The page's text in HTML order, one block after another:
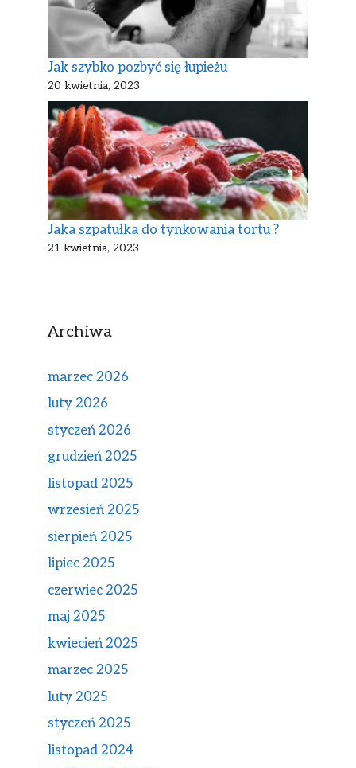
Jak szybko pozbyć się łupieżu
20 kwietnia, 2023
Jaka szpatułka do tynkowania tortu ?
21 kwietnia, 2023
Archiwa
marzec 2026
luty 2026
styczeń 2026
grudzień 2025
listopad 2025
wrzesień 2025
sierpień 2025
lipiec 2025
czerwiec 2025
maj 2025
kwiecień 2025
marzec 2025
luty 2025
styczeń 2025
listopad 2024